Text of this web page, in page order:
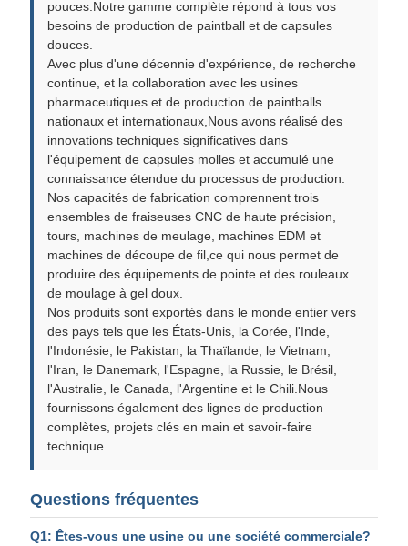
pouces.Notre gamme complète répond à tous vos
besoins de production de paintball et de capsules
douces.
Avec plus d'une décennie d'expérience, de recherche
continue, et la collaboration avec les usines
pharmaceutiques et de production de paintballs
nationaux et internationaux,Nous avons réalisé des
innovations techniques significatives dans
l'équipement de capsules molles et accumulé une
connaissance étendue du processus de production.
Nos capacités de fabrication comprennent trois
ensembles de fraiseuses CNC de haute précision,
tours, machines de meulage, machines EDM et
machines de découpe de fil,ce qui nous permet de
produire des équipements de pointe et des rouleaux
de moulage à gel doux.
Nos produits sont exportés dans le monde entier vers
des pays tels que les États-Unis, la Corée, l'Inde,
l'Indonésie, le Pakistan, la Thaïlande, le Vietnam,
l'Iran, le Danemark, l'Espagne, la Russie, le Brésil,
l'Australie, le Canada, l'Argentine et le Chili.Nous
fournissons également des lignes de production
complètes, projets clés en main et savoir-faire
technique.
Questions fréquentes
Q1: Êtes-vous une usine ou une société commerciale?